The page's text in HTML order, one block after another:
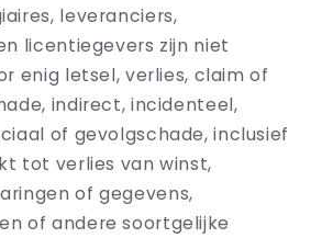
leveranciers,
licentiegevers zijn niet
enig letsel, verlies, claim of
indirect, incidenteel,
of gevolgschade, inclusief
tot verlies van winst,
of gegevens,
of andere soortgelijke